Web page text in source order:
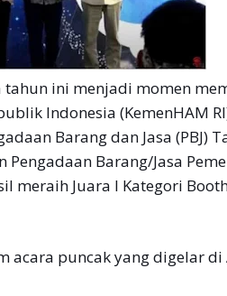
tahun ini menjadi momen
Indonesia (KemenHAM
Barang dan Jasa (PBJ)
Barang/Jasa
meraih Juara I Kategori
acara puncak yang digelar di